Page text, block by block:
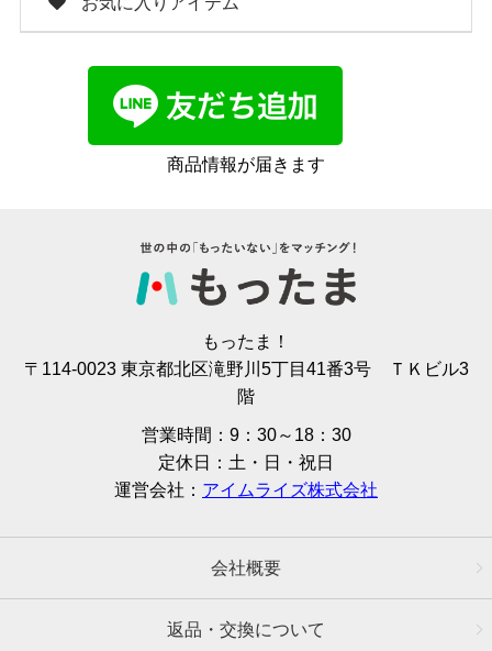
商品情報が届きます
もったま！
〒114-0023 東京都北区滝野川5丁目41番3号 ＴＫビル3
階
営業時間：9：30～18：30
定休日：土・日・祝日
運営会社： アイムライズ株式会社
会社概要
返品・交換について